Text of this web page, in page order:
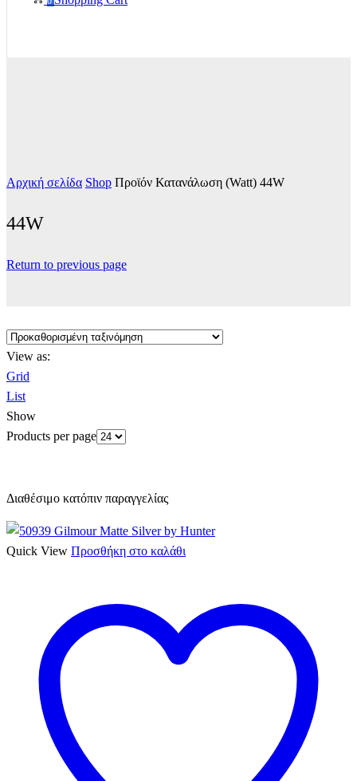
Αρχική σελίδα Shop Προϊόν Κατανάλωση (Watt) 44W
44W
Return to previous page
View as:
Grid
List
Show
Products per page
Διαθέσιμο κατόπιν παραγγελίας
Quick View Προσθήκη στο καλάθι